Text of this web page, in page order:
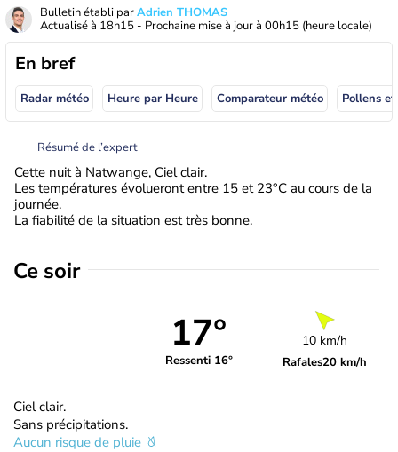
Bulletin établi parAdrien THOMAS
Actualisé à 18h15 - Prochaine mise à jour à 00h15 (heure locale)
En bref
Radar météo Heure par Heure Comparateur météo Pollens
Résumé de l’expert
Cette nuit à Natwange, Ciel clair.
Les températures évolueront entre 15 et 23°C au cours de la
journée.
La fiabilité de la situation est très bonne.
Ce soir
17°
Ressenti 16°
10 km/h
Rafales20 km/h
Ciel clair.
Sans précipitations.
Aucun risque de pluie